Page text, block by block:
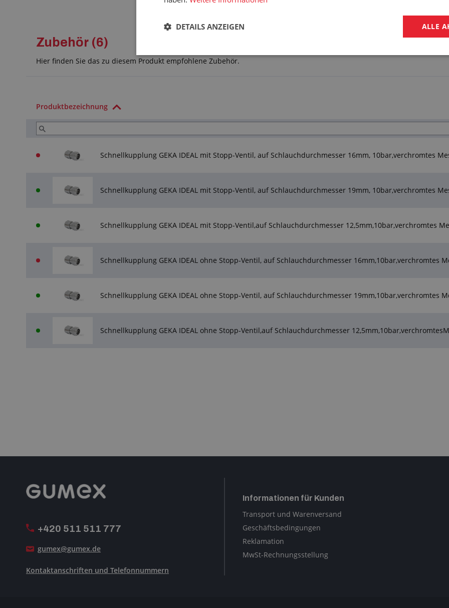
Zubehör (6)
Hier finden Sie das zu diesem Produkt empfohlene Zubehör.
Produktbezeichnung
Schnellkupplung GEKA IDEAL mit Stopp-Ventil, auf Schlauchdurchmesser 16mm, 10bar,verchromtes
Schnellkupplung GEKA IDEAL mit Stopp-Ventil, auf Schlauchdurchmesser 19mm, 10bar,verchromtes
Schnellkupplung GEKA IDEAL mit Stopp-Ventil,auf Schlauchdurchmesser 12,5mm,10bar,verchromtes
Schnellkupplung GEKA IDEAL ohne Stopp-Ventil, auf Schlauchdurchmesser 16mm,10bar,verchromtes
Schnellkupplung GEKA IDEAL ohne Stopp-Ventil, auf Schlauchdurchmesser 19mm,10bar,verchromtes
Schnellkupplung GEKA IDEAL ohne Stopp-Ventil,auf Schlauchdurchmesser
+420 511 511 777
gumex@gumex.de
Kontaktanschriften und Telefonnummern
Informationen für Kunden
Transport und Warenversand
Geschäftsbedingungen
Reklamation
MwSt-Rechnungsstellung
ALLE
DETAILS ANZEIGEN